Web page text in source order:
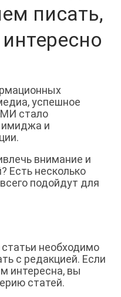
писать,
успешное
стало
имиджа и
внимание и
Есть несколько
подойдут для
необходимо
с редакцией. Если
интересна, вы
статей.